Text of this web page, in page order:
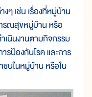
เช่น เรื่องที่หมู่บ้าน
รณสุขหมู่บ้าน หรือ
เนินงานตามกิจกรรม
ป้องกันโรค และการ
ชนในหมู่บ้าน หรือใน